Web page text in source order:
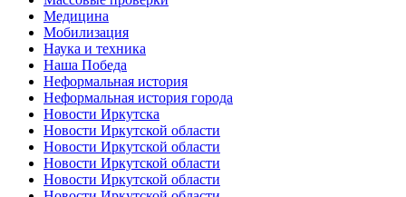
Медицина
Мобилизация
Наука и техника
Наша Победа
Неформальная история
Неформальная история города
Новости Иркутска
Новости Иркутской области
Новости Иркутской области
Новости Иркутской области
Новости Иркутской области